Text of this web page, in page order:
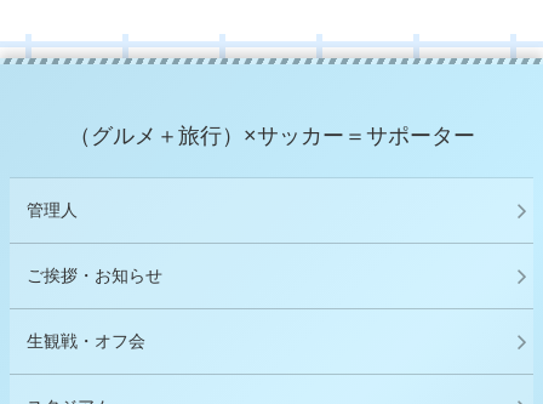
（グルメ＋旅行）×サッカー＝サポーター
管理人
ご挨拶・お知らせ
生観戦・オフ会